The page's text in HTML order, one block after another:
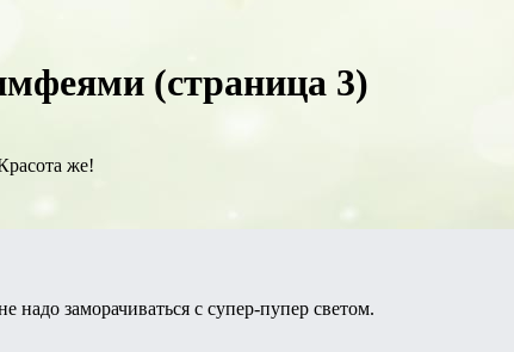
(страница 3)
же!
надо заморачиваться с супер-пупер светом.